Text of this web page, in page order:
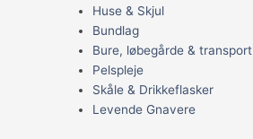
Huse & Skjul
Bundlag
Bure, løbegårde & transport
Pelspleje
Skåle & Drikkeflasker
Levende Gnavere